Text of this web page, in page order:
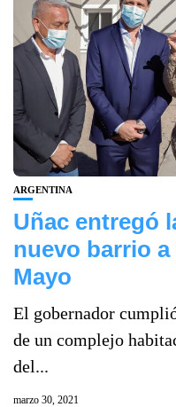
ARGENTINA
Uñac entregó
nuevo barrio
Mayo
El gobernador
de un complejo
del...
marzo 30, 2021